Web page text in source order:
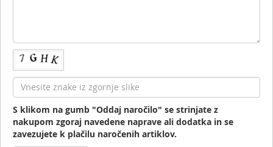
S klikom na gumb "Oddaj naročilo" se strinjate z
nakupom zgoraj navedene naprave ali dodatka in se
zavezujete k plačilu naročenih artiklov.